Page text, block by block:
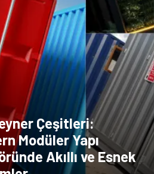
Çeşitleri:
Modüler Yapı
Akıllı ve Esnek